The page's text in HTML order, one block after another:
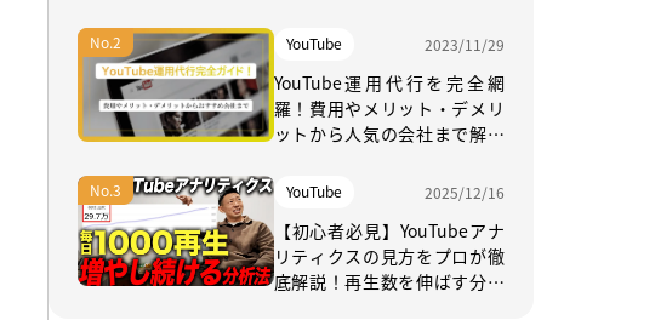
YouTube 2023/11/29
YouTube運用代行を完全網
羅！費用やメリット・デメリ
ットから人気の会社まで解説
YouTube 2025/12/16
【初心者必見】YouTubeアナ
リティクスの見方をプロが徹
底解説！再生数を伸ばす分析